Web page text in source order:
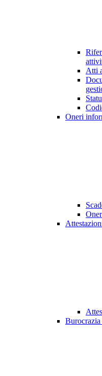
Atti
Oneri
Burocrazia